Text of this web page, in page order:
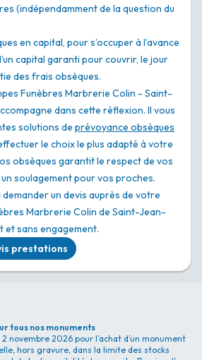
(indépendamment de la question du
en capital, pour s’occuper à l’avance
capital garanti pour couvrir, le jour
des frais obsèques.
Funèbres Marbrerie Colin - Saint-
dans cette réflexion. Il vous
solutions de prévoyance obsèques
le choix le plus adapté à votre
obsèques garantit le respect de vos
soulagement pour vos proches.
demander un devis auprès de votre
Marbrerie Colin de Saint-Jean-
et sans engagement.
prestations
tous nos monuments
novembre 2026 pour l’achat d’un monument
hors gravure, dans la limite des stocks